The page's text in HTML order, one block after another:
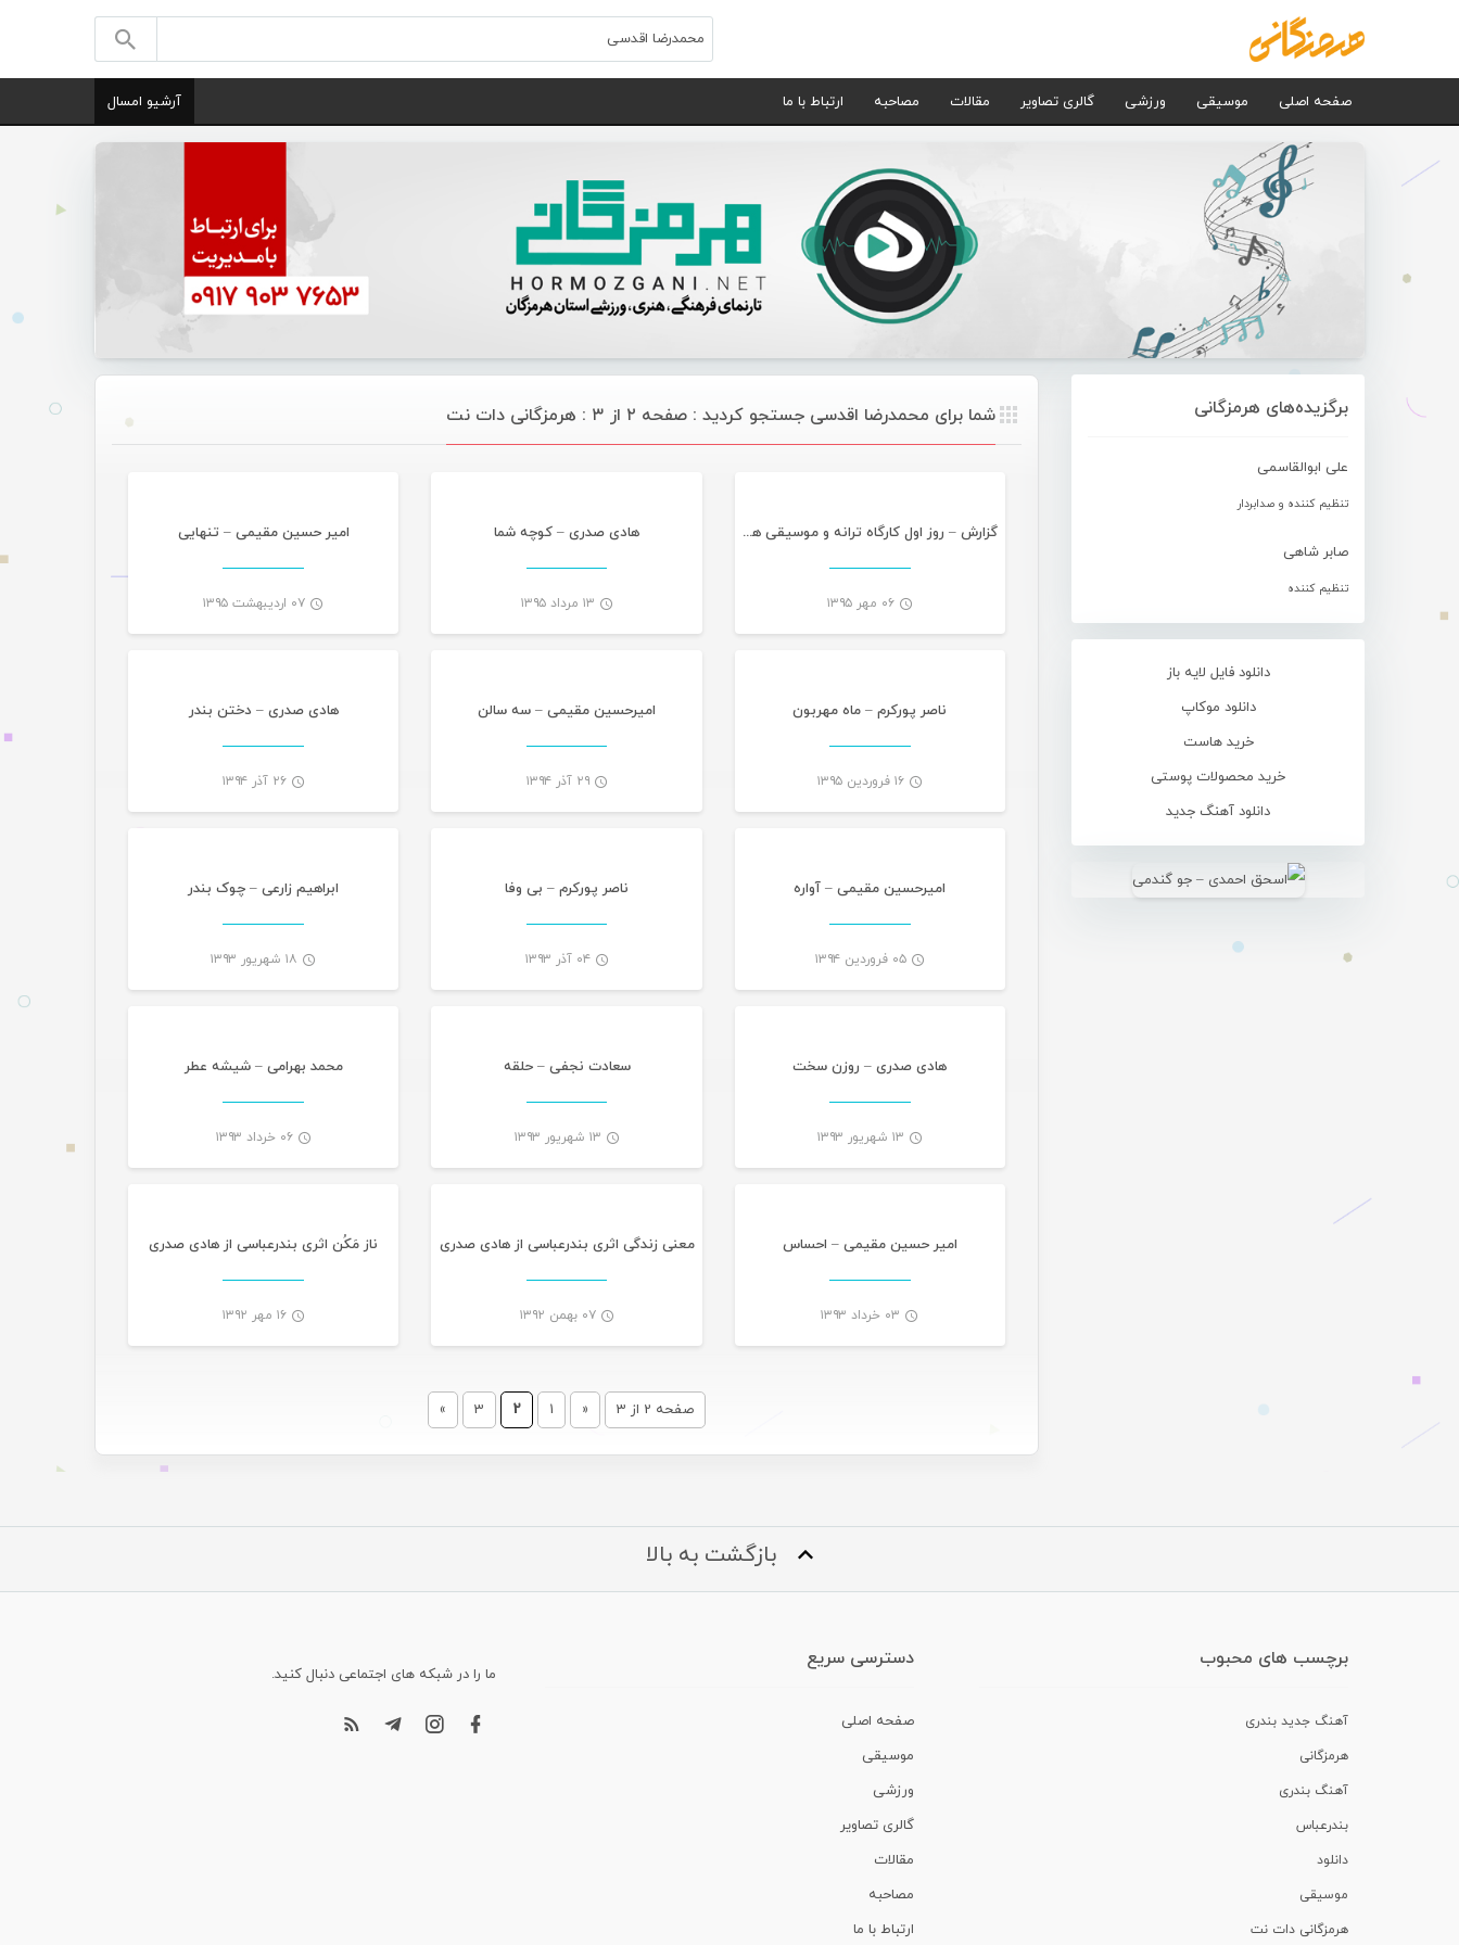
صفحه اصلی موسیقی ورزشی گالری تصاویر مقالات مصاحبه ارتباط با ما آرشیو امسال
برگزیده‌های هرمزگانی
علی ابوالقاسمی
تنظیم کننده و صدابردار
صابر شاهی
تنظیم کننده
دانلود فایل لایه باز
دانلود موکاپ
خرید هاست
خرید محصولات پوستی
دانلود آهنگ جدید
شما برای محمدرضا اقدسی جستجو کردید : صفحه ۲ از ۳ : هرمزگانی دات نت
گزارش – روز اول کارگاه ترانه و موسیقی هرمزگان در دانشگاه آزاد
۰۶ مهر ۱۳۹۵
هادی صدری – کوچه شما
۱۳ مرداد ۱۳۹۵
امیر حسین مقیمی – تنهایی
۰۷ اردیبهشت ۱۳۹۵ موسیقی تازه های هرمزگانی
ناصر پورکرم – ماه مهربون
۱۶ فروردین ۱۳۹۵
تازه های هرمزگانی
امیرحسین مقیمی – سه سالن
۲۹ آذر ۱۳۹۴
تازه های هرمزگانی
هادی صدری – دختن بندر
۲۶ آذر ۱۳۹۴ تازه های هرمزگانی
امیرحسین مقیمی – آواره
۰۵ فروردین ۱۳۹۴
تازه های هرمزگانی
ناصر پورکرم – بی وفا
۰۴ آذر ۱۳۹۳
تازه های هرمزگانی
ابراهیم زارعی – چوک بندر
۱۸ شهریور ۱۳۹۳ تازه های هرمزگانی
هادی صدری – روزن سخت
۱۳ شهریور ۱۳۹۳
تازه های هرمزگانی
سعادت نجفی – حلقه
۱۳ شهریور ۱۳۹۳
تازه های هرمزگانی
محمد بهرامی – شیشه عطر
۰۶ خرداد ۱۳۹۳ تازه های هرمزگانی
امیر حسین مقیمی – احساس
۰۳ خرداد ۱۳۹۳
-
تازه های هرمزگانی
معنی زندگی اثری بندرعباسی از هادی صدری
۰۷ بهمن ۱۳۹۲
ناز مَکُن اثری بندرعباسی از هادی صدری
۱۶ مهر ۱۳۹۲
صفحه 2 از 3 «
1
2
3
»
بازگشت به بالا
برچسب های محبوب
آهنگ جدید بندری
هرمزگانی
آهنگ بندری
بندرعباس
دانلود
موسیقی
هرمزگانی دات نت
دسترسی سریع
صفحه اصلی
موسیقی
ورزشی
گالری تصاویر
مقالات
مصاحبه
ارتباط با ما
ما را در شبکه های اجتماعی دنبال کنید.